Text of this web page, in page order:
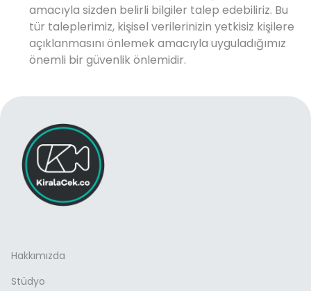
amacıyla sizden belirli bilgiler talep edebiliriz. Bu
tür taleplerimiz, kişisel verilerinizin yetkisiz kişilere
açıklanmasını önlemek amacıyla uyguladığımız
önemli bir güvenlik önlemidir.
Hakkımızda
Stüdyo